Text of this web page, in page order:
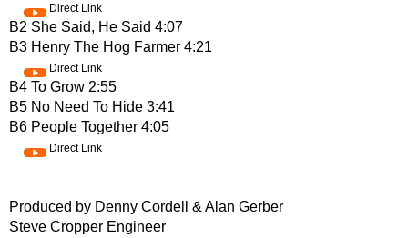
Direct Link
B2 She Said, He Said 4:07
B3 Henry The Hog Farmer 4:21
Direct Link
B4 To Grow 2:55
B5 No Need To Hide 3:41
B6 People Together 4:05
Direct Link
Produced by Denny Cordell & Alan Gerber
Steve Cropper Engineer